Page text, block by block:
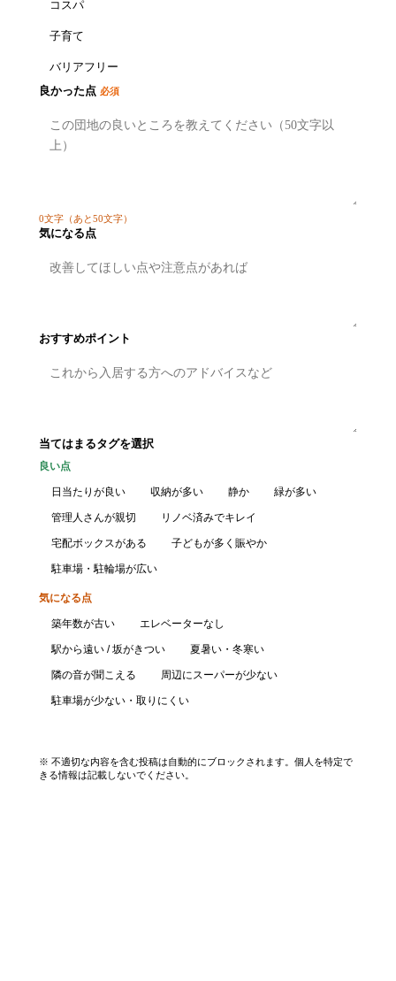
コスパ
子育て
バリアフリー
良かった点 必須
0文字 （あと50文字）
気になる点
おすすめポイント
当てはまるタグを選択
良い点
日当たりが良い 収納が多い 静か 緑が多い
管理人さんが親切 リノベ済みでキレイ
宅配ボックスがある 子どもが多く賑やか
駐車場・駐輪場が広い
気になる点
築年数が古い エレベーターなし
駅から遠い / 坂がきつい 夏暑い・冬寒い
隣の音が聞こえる 周辺にスーパーが少ない
駐車場が少ない・取りにくい
※ 不適切な内容を含む投稿は自動的にブロックされます。個人を特定で
きる情報は記載しないでください。